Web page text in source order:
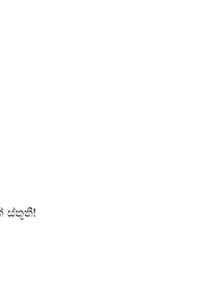
ස්තූතී!